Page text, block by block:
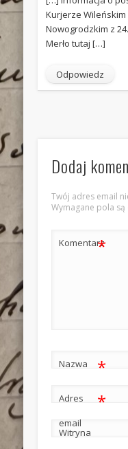
Kurjerze
Nowogrodzkim z
Merło tutaj […]
Odpowiedz
Dodaj
Twój adres email
Wymagane pola są
Komentarz
*
Nazwa *
Adres
email
*
Witryna